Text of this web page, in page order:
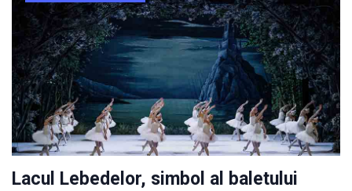
Lacul Lebedelor, simbol al baletului